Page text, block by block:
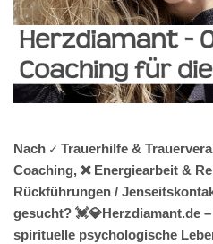
Nach ✓ Trauerhilfe &
Coaching, ❌ Energiearbeit &
Rückführungen /
gesucht? 💓️💎Herzdiamant.de
spirituelle psychologische